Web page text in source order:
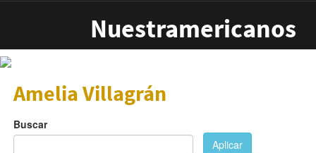
Nuestramericanos
Amelia Villagrán
Buscar
Aplicar